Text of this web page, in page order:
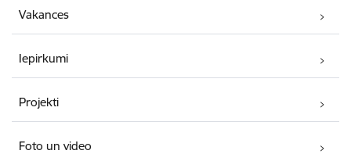
Vakances
Iepirkumi
Projekti
Foto un video